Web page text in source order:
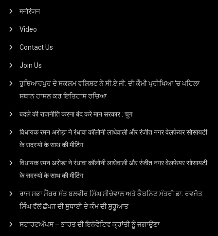
मनोरंजन
Video
Contact Us
Join Us
ਹੁਸ਼ਿਆਰਪੁਰ ਦੇ ਸਕਸ਼ਮ ਵਸ਼ਿਸ਼ਟ ਨੇ ਸੀ.ਏ.ਜੀ. ਦੀ ਕੌਮੀ ਪ੍ਰੀਖਿਆ ‘ਚ ਪਹਿਲਾ
ਸਥਾਨ ਹਾਸਲ ਕਰ ਇਤਿਹਾਸ ਰਚਿਆ
बदले की राजनीति करना बंद करे मान सरकार : चुग
विधायक रमन अरोड़ा ने रंधावा कॉलोनी लाधेवाली और रंजीत नगर वेलफेयर सोसायटी
के सदस्यों के साथ की मीटिंग
विधायक रमन अरोड़ा ने रंधावा कॉलोनी लाधेवाली और रंजीत नगर वेलफेयर सोसायटी
के सदस्यों के साथ की मीटिंग
ਰਾਜ ਸਭਾ ਮੈਂਬਰ ਸੰਤ ਬਲਵੀਰ ਸਿੰਘ ਸੀਚੇਵਾਲ ਅਤੇ ਕੈਬਨਿਟ ਮੰਤਰੀ ਡਾ. ਰਵਜੋਤ
ਸਿੰਘ ਵੱਲੋਂ ਛੱਪੜ ਦੀ ਸੁਧਾਈ ਦੇ ਕੰਮ ਦੀ ਸ਼ੁਰੂਆਤ
ਸਟਾਰਟਅੱਪਸ – ਭਾਰਤ ਦੀ ਇਨੋਵੇਟਿਵ ਕ੍ਰਾਂਤੀ ਨੂੰ ਜਗਾਉਣਾ